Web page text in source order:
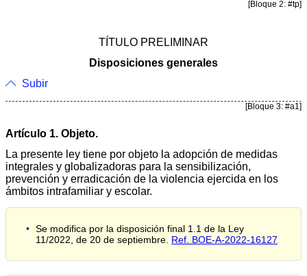
[Bloque 2: #tp]
TÍTULO PRELIMINAR
Disposiciones generales
Subir
[Bloque 3: #a1]
Artículo 1. Objeto.
La presente ley tiene por objeto la adopción de medidas
integrales y globalizadoras para la sensibilización,
prevención y erradicación de la violencia ejercida en los
ámbitos intrafamiliar y escolar.
Se modifica por la disposición final 1.1 de la Ley
11/2022, de 20 de septiembre. Ref. BOE-A-2022-16127